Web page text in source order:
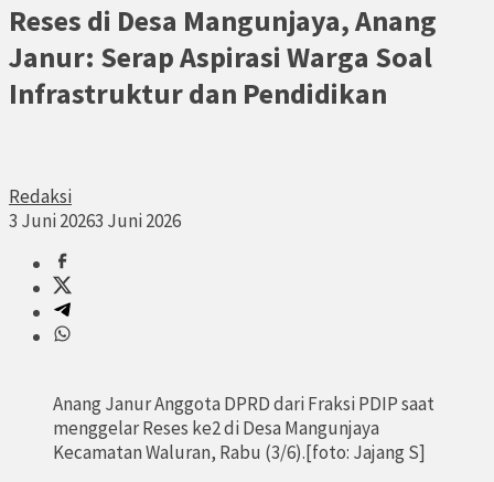
Reses di Desa Mangunjaya, Anang
Janur: Serap Aspirasi Warga Soal
Infrastruktur dan Pendidikan
Redaksi
3 Juni 20263 Juni 2026
Anang Janur Anggota DPRD dari Fraksi PDIP saat
menggelar Reses ke2 di Desa Mangunjaya
Kecamatan Waluran, Rabu (3/6).[foto: Jajang S]